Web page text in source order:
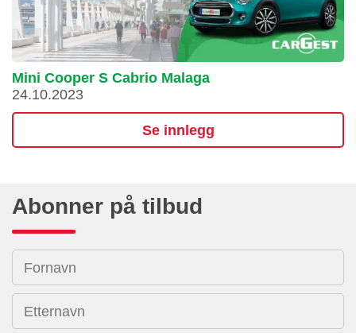
Mini Cooper S Cabrio Malaga
24.10.2023
Se innlegg
Abonner på tilbud
Fornavn
Etternavn